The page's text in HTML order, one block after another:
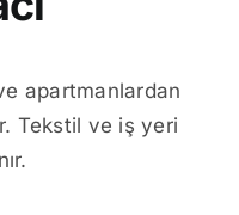
apartmanlardan
Tekstil ve iş yeri